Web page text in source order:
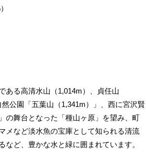
ある高清水山（1,014m）、貞任山
然公園「五葉山（1,341m）」、西に宮沢賢
の舞台となった「種山ヶ原」を望み、町
メなど淡水魚の宝庫として知られる清流
など、豊かな水と緑に囲まれています。